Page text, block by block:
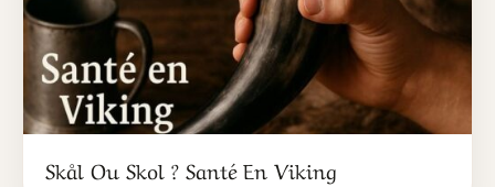
Skål Ou Skol ? Santé En Viking